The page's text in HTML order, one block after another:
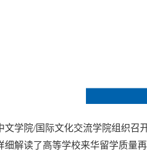
文学院/国际文化交流学院组织召
细解读了高等学校来华留学质量